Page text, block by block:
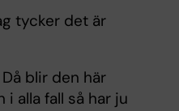
tycker det är
Då blir den här
i alla fall så har ju